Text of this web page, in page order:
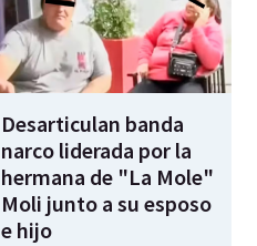
Desarticulan banda
narco liderada por la
hermana de "La Mole"
Moli junto a su esposo
e hijo